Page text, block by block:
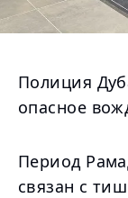
Полиция
опасное
Период
связан с